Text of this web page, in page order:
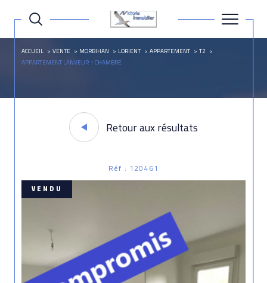
ACCUEIL VENTE MORBIHAN LORIENT APPARTEMENT
T2
APPARTEMENT LANVEUR 1 CHAMBRE
Retour aux résultats
Réf : 120461
VENDU